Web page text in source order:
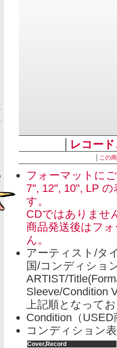
レコー
この
フォーマットに
7", 12", 10", LP
す。
CDではありませ
商品発送後はフ
ん。
アーティスト/タ
国/コンディショ
ARTIST/
Sleeve/Condition
上記順となって
Condition（
コンディション
Cover,Record